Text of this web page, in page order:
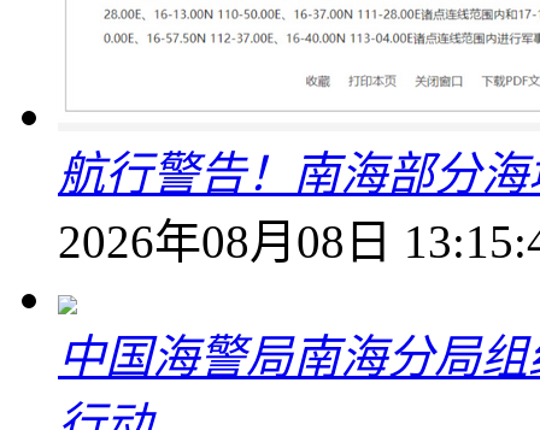
航行警告！南海部分
2026年08月08日
中国海警局南海分局